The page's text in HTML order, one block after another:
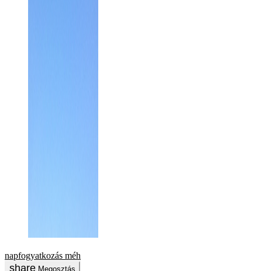
napfogyatkozás méh
Megosztás